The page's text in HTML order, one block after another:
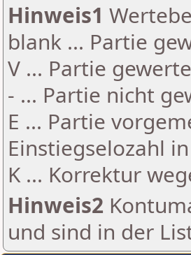
Hinweis1
blank ... Partie
V ... Partie
- ... Partie nicht
E ... Partie
Einstiegselozahl
K ... Korrektur
Hinweis2
und sind in der